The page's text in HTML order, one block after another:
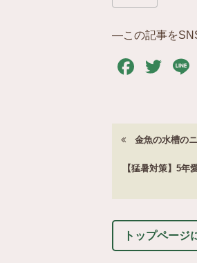
―この記事を
金魚の水槽の
【猛暑対策】5
トップページ